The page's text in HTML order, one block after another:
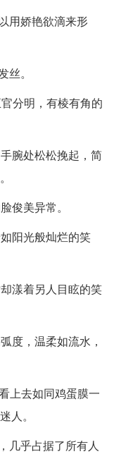
用娇艳欲滴来形
。
分明，有棱有角的
腕处松松挽起，简
俊美异常。
阳光般灿烂的笑
漾着另人目眩的笑
度，温柔如流水，
上去如同鸡蛋膜一
人。
几乎占据了所有人